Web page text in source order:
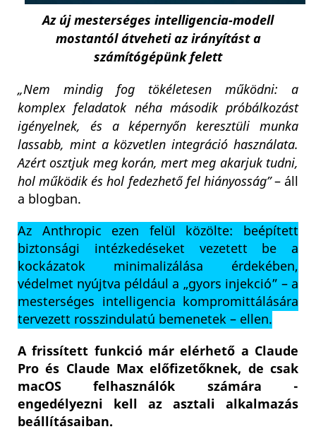
Az új mesterséges intelligencia-modell
mostantól átveheti az irányítást a
számítógépünk felett
„Nem mindig fog tökéletesen működni: a
komplex feladatok néha második próbálkozást
igényelnek, és a képernyőn keresztüli munka
lassabb, mint a közvetlen integráció használata.
Azért osztjuk meg korán, mert meg akarjuk tudni,
hol működik és hol fedezhető fel hiányosság”– áll
a blogban.
Az Anthropic ezen felül közölte: beépített
biztonsági intézkedéseket vezetett be a
kockázatok minimalizálása érdekében,
védelmet nyújtva például a „gyors injekció” – a
mesterséges intelligencia kompromittálására
tervezett rosszindulatú bemenetek – ellen.
A frissített funkció már elérhető a Claude
Pro és Claude Max előfizetőknek, de csak
macOS felhasználók számára -
engedélyezni kell az asztali alkalmazás
beállításaiban.